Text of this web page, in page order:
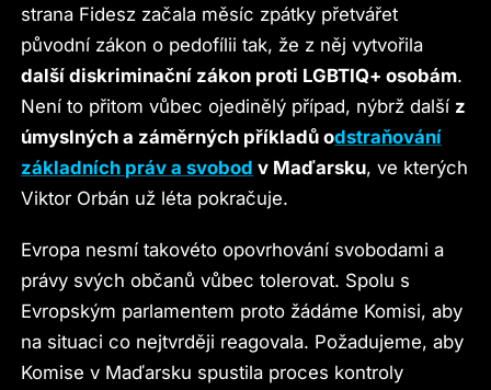
strana Fidesz začala měsíc zpátky přetvářet
původní zákon o pedofílii tak, že z něj vytvořila
další diskriminační zákon proti LGBTIQ+ osobám.
Není to přitom vůbec ojedinělý případ, nýbrž další z
úmyslných a záměrných příkladů odstraňování
základních práv a svobod v Maďarsku, ve kterých
Viktor Orbán už léta pokračuje.
Evropa nesmí takovéto opovrhování svobodami a
právy svých občanů vůbec tolerovat. Spolu s
Evropským parlamentem proto žádáme Komisi, aby
na situaci co nejtvrději reagovala. Požadujeme, aby
Komise v Maďarsku spustila proces kontroly